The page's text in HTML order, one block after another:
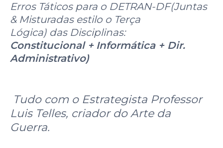
Erros Táticos para o DETRAN-DF(Juntas
& Misturadas estilo o Terça
Lógica) das Disciplinas:
Constitucional + Informática + Dir.
Administrativo)
Tudo com o Estrategista Professor
Luis Telles, criador do Arte da
Guerra.